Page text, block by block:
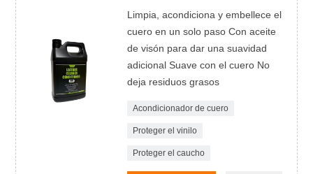
Limpia, acondiciona y embellece el
cuero en un solo paso Con aceite
de visón para dar una suavidad
adicional Suave con el cuero No
deja residuos grasos
Acondicionador de cuero
Proteger el vinilo
Proteger el caucho